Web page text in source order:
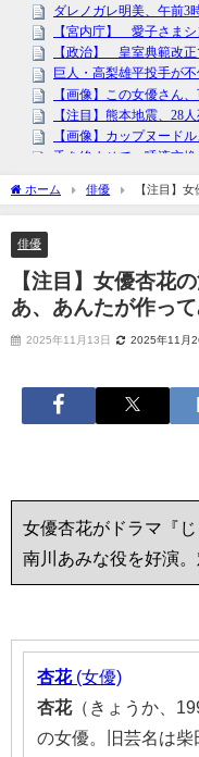
ホーム 俳優
【注目】
ってみろよ」に出演中
俳優
【注目】女優杏花
あ、あんたが作っ
2025年11月13日 2025年11月
女優杏花がドラマ『
南川あみな役を好演
杏花(女優)
杏花（きょうか、
の女優。旧芸名は柴